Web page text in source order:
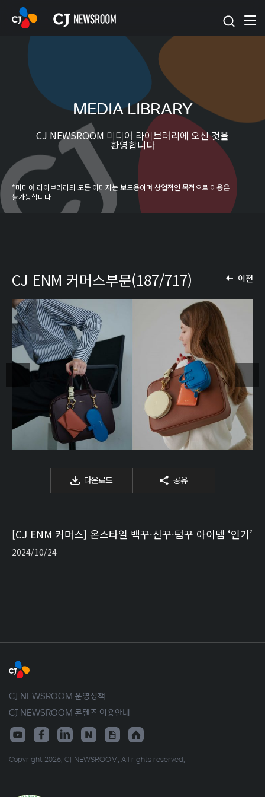
본문 바로가기
MEDIA LIBRARY
CJ NEWSROOM 미디어 라이브러리에 오신 것을
환영합니다
*미디어 라이브러리의 모든 이미지는 보도용이며 상업적인 목적으로 이용은
불가능합니다
이전
CJ ENM 커머스부문(187/717)
다운로드 공유
[CJ ENM 커머스] 온스타일 백꾸∙신꾸∙텀꾸 아이템 ‘인기’
2024/10/24
CJ NEWSROOM 운영정책
CJ NEWSROOM 콘텐츠 이용안내
Copyright 2026. CJ NEWSROOM. All rights reserved.